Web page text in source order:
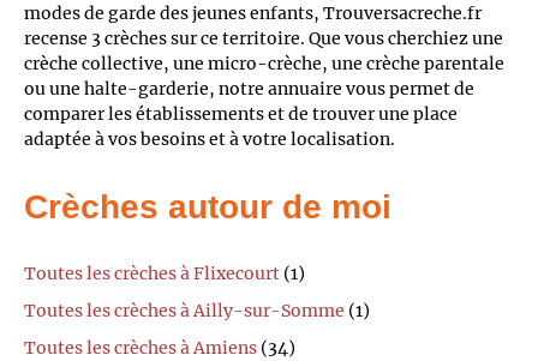
modes de garde des jeunes enfants, Trouversacreche.fr
recense 3 crèches sur ce territoire. Que vous cherchiez une
crèche collective, une micro-crèche, une crèche parentale
ou une halte-garderie, notre annuaire vous permet de
comparer les établissements et de trouver une place
adaptée à vos besoins et à votre localisation.
Crèches autour de moi
Toutes les crèches à Flixecourt (1)
Toutes les crèches à Ailly-sur-Somme (1)
Toutes les crèches à Amiens (34)